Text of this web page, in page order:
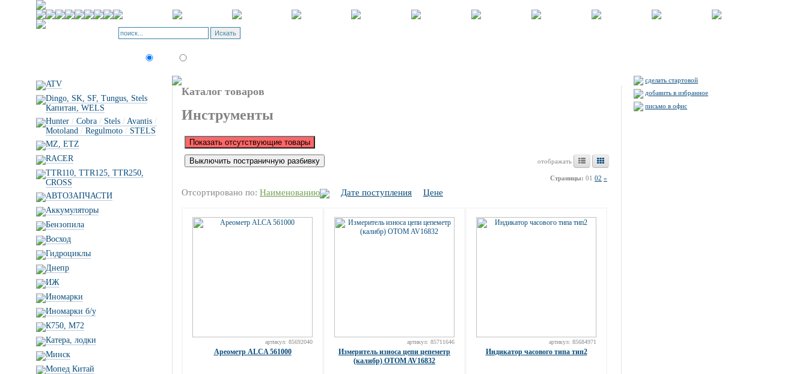
ATV
Dingo, SK, SF, Tungus, Stels
Капитан, WELS
Hunter / Cobra / Stels / Avantis /
Motoland / Regulmoto / STELS
MZ, ETZ
RACER
TTR110, TTR125, TTR250,
CROSS
АВТОЗАПЧАСТИ
Аккумуляторы
Бензопила
Восход
Гидроциклы
Днепр
ИЖ
Иномарки
Иномарки б/у
К750, М72
Катера, лодки
Минск
Мопед Китай
Каталог товаров
Инструменты
отображать
Страницы: 01 02 »
Отсортировано по: Наименованию Дате поступления Цене
артикул: 85692040
Ареометр ALCA 561000
артикул: 85711646
Измеритель износа цепи цепеметр
(калибр) OTOM AV16832
артикул: 85684971
Индикатор часового типа тип2
сделать стартовой
добавить в избранное
письмо в офис